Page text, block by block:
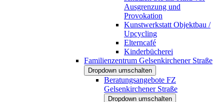
Ausgrenzung und
Provokation
Kunstwerkstatt Objektbau /
Upcycling
Elterncafé
Kinderbücherei
Familienzentrum Gelsenkirchener Straße
Dropdown umschalten
Beratungsangebote FZ
Gelsenkirchener Straße
Dropdown umschalten